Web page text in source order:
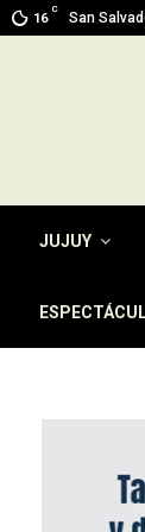
16
C
San
Jujuy: prevén
JUJUY